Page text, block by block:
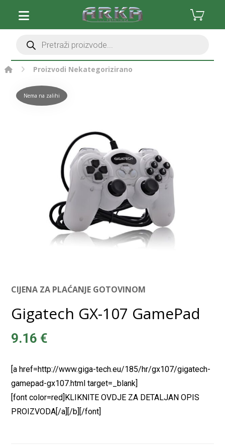
Proizvodi Nekategorizirano
Nema na zalihi
CIJENA ZA PLAĆANJE GOTOVINOM
Gigatech GX-107 GamePad
9.16 €
[a href=http://www.giga-tech.eu/185/hr/gx107/gigatech-
gamepad-gx107.html target=_blank]
[font color=red]KLIKNITE OVDJE ZA DETALJAN OPIS
PROIZVODA[/a][/b][/font]